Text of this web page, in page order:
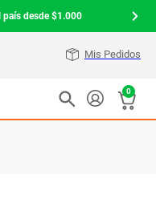
país desde $1.000
Mis Pedidos
0